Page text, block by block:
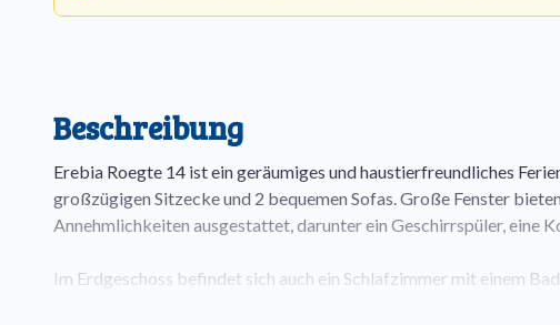
Beschreibung
Erebia Roegte 14 ist ein geräumiges und haustierfreundliches
großzügigen Sitzecke und 2 bequemen Sofas. Große Fenster
Annehmlichkeiten ausgestattet, darunter ein Geschirrspüler, eine
Im Erdgeschoss befindet sich auch ein Schlafzimmer mit einem